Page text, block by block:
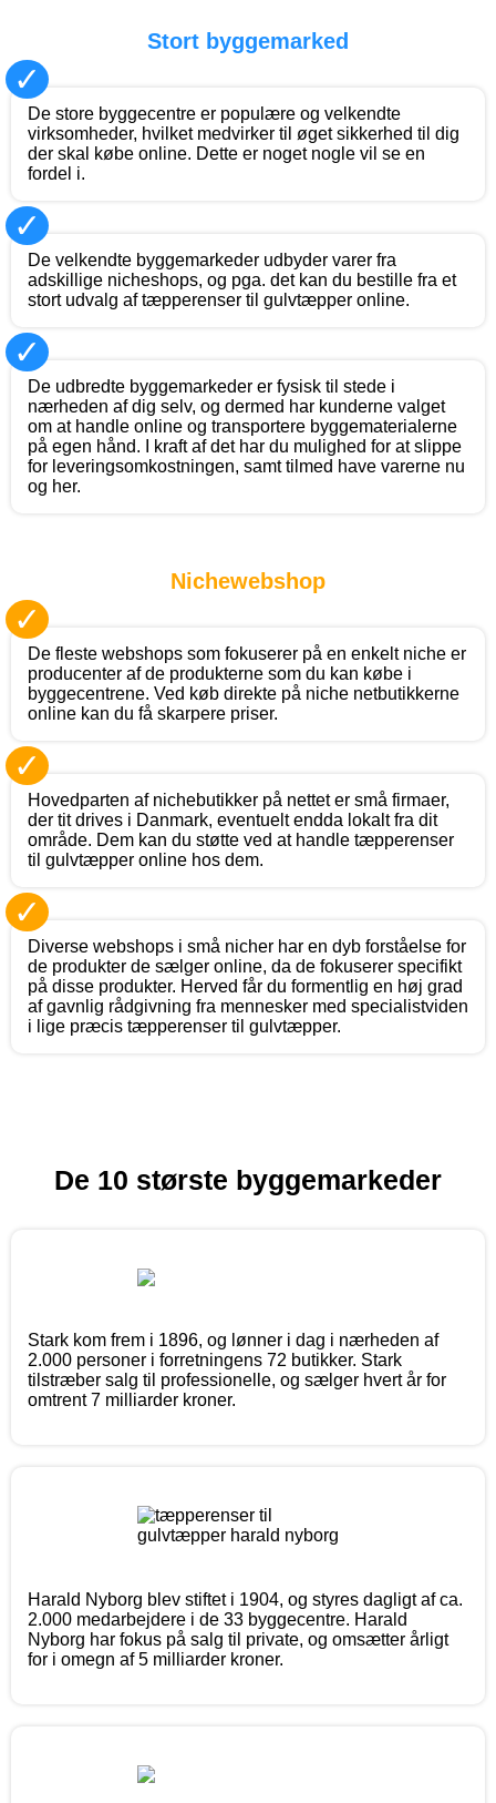
Stort byggemarked
✓
De store byggecentre er populære og velkendte
virksomheder, hvilket medvirker til øget sikkerhed til dig
der skal købe online. Dette er noget nogle vil se en
fordel i.
✓
De velkendte byggemarkeder udbyder varer fra
adskillige nicheshops, og pga. det kan du bestille fra et
stort udvalg af tæpperenser til gulvtæpper online.
✓
De udbredte byggemarkeder er fysisk til stede i
nærheden af dig selv, og dermed har kunderne valget
om at handle online og transportere byggematerialerne
på egen hånd. I kraft af det har du mulighed for at slippe
for leveringsomkostningen, samt tilmed have varerne nu
og her.
Nichewebshop
✓
De fleste webshops som fokuserer på en enkelt niche er
producenter af de produkterne som du kan købe i
byggecentrene. Ved køb direkte på niche netbutikkerne
online kan du få skarpere priser.
✓
Hovedparten af nichebutikker på nettet er små firmaer,
der tit drives i Danmark, eventuelt endda lokalt fra dit
område. Dem kan du støtte ved at handle tæpperenser
til gulvtæpper online hos dem.
✓
Diverse webshops i små nicher har en dyb forståelse for
de produkter de sælger online, da de fokuserer specifikt
på disse produkter. Herved får du formentlig en høj grad
af gavnlig rådgivning fra mennesker med specialistviden
i lige præcis tæpperenser til gulvtæpper.
De 10 største byggemarkeder
Stark kom frem i 1896, og lønner i dag i nærheden af
2.000 personer i forretningens 72 butikker. Stark
tilstræber salg til professionelle, og sælger hvert år for
omtrent 7 milliarder kroner.
Harald Nyborg blev stiftet i 1904, og styres dagligt af ca.
2.000 medarbejdere i de 33 byggecentre. Harald
Nyborg har fokus på salg til private, og omsætter årligt
for i omegn af 5 milliarder kroner.